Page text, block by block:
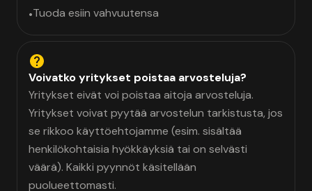
•Tuoda esiin vahvuutensa
Voivatko yritykset poistaa arvosteluja?
Yritykset eivät voi poistaa aitoja arvosteluja.
Yritykset voivat pyytää arvostelun tarkistusta, jos
se rikkoo käyttöehtojamme (esim. sisältää
henkilökohtaisia hyökkäyksiä tai on selvästi
väärä). Kaikki pyynnöt käsitellään
puolueettomasti.